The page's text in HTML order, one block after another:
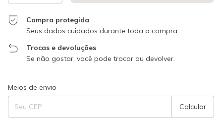
Compra protegida
Seus dados cuidados durante toda a compra.
Trocas e devoluções
Se não gostar, você pode trocar ou devolver.
Entregas para o CEP:
Meios de envio
Calcular